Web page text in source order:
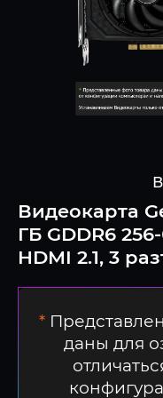
Видеокарта
ГБ GDDR6
HDMI 2.1, 3
*
даны для